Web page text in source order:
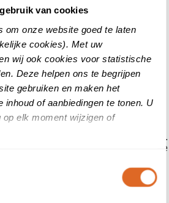
van cookies
om onze website goed te laten
cookies). Met uw
wij ook cookies voor statistische
Deze helpen ons te begrijpen
gebruiken en maken het
inhoud of aanbiedingen te tonen. U
elk moment wijzigen of
Word klant van
zelf het positieve effect van reviews.
nog slimmer in om klanten te
hoe je dat op een slimme manier
specialisten informeren je graag
advies.